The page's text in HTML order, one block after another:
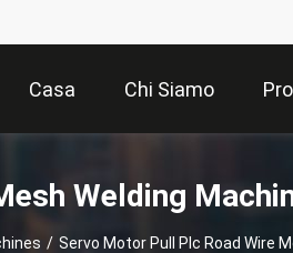
Casa Chi Siamo
Welding
/ Servo Motor Pull Plc Road Wire